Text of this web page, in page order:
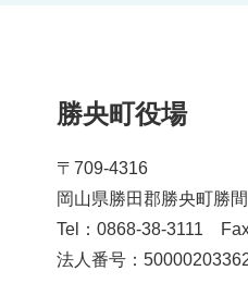
勝央町役場
〒709-4316
岡山県勝田郡勝央町勝
Tel：0868-38-3111
法人番号：